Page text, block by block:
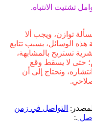
تشتيت الانتباه.
توازن، ويجب ألا
الوسائل، بسبب تتابع
تستريح بالمشابهة،
حتى لا يسقط وقع
ونحتاج إلى أن
التواصل في زمن
.: